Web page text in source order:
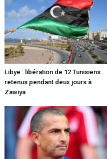
Libye : libération de 12 Tunisiens
retenus pendant deux jours à
Zawiya